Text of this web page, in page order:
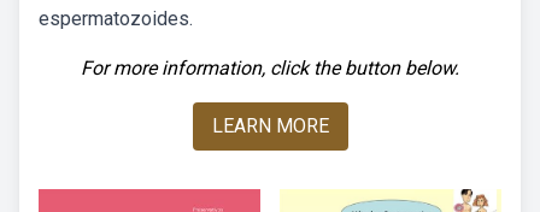
espermatozoides.
For more information, click the button below.
LEARN MORE